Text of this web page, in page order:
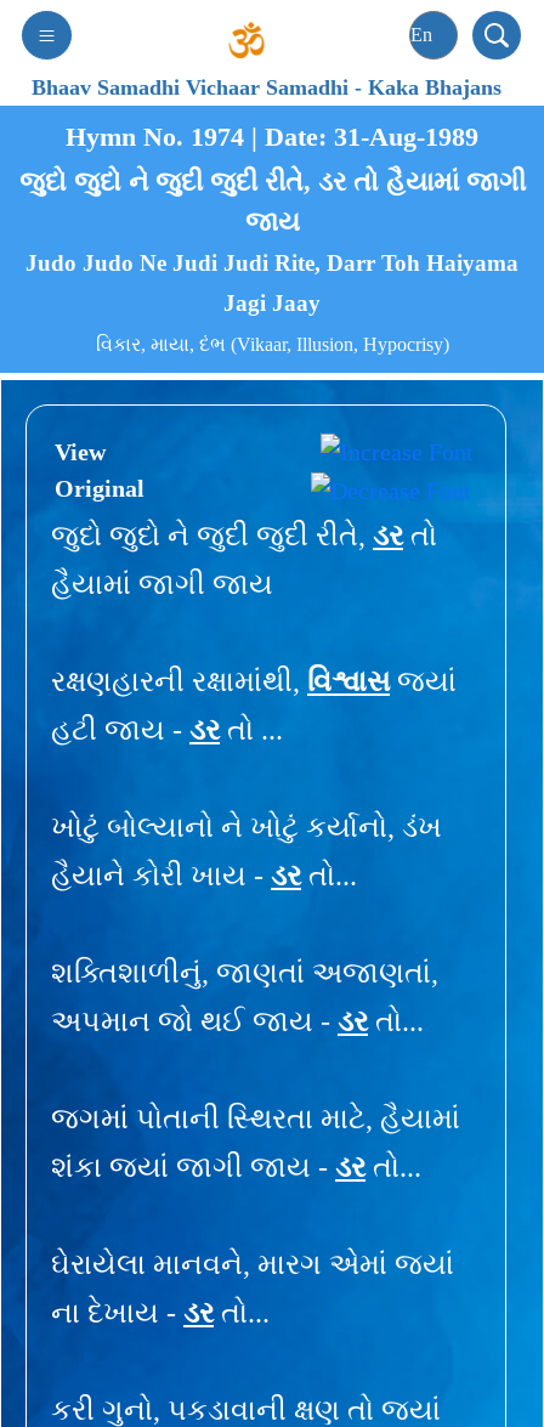
Bhaav Samadhi Vichaar Samadhi-Kaka Bhajans
Hymn No. 1974 | Date: 31-Aug-1989
જુદો જુદો ને જુદી જુદી રીતે, ડર તો હૈયામાં જાગી
જાય
Judo Judo Ne Judi Judi Rite, Darr Toh Haiyama
Jagi Jaay
વિકાર, માયા, દંભ (Vikaar, Illusion, Hypocrisy)
View
Original
જુદો જુદો ને જુદી જુદી રીતે, ડરતો
હૈયામાં જાગી જાય
રક્ષણહારની રક્ષામાંથી, વિશ્વાસજ્યાં
હટી જાય - ડરતો ...
ખોટું બોલ્યાનો ને ખોટું કર્યાનો, ડંખ
હૈયાને કોરી ખાય - ડરતો...
શક્તિશાળીનું, જાણતાં અજાણતાં,
અપમાન જો થઈ જાય - ડરતો...
જગમાં પોતાની સ્થિરતા માટે, હૈયામાં
શંકા જ્યાં જાગી જાય - ડરતો...
ઘેરાયેલા માનવને, મારગ એમાં જ્યાં
ના દેખાય - ડરતો...
કરી ગુનો, પકડાવાની ક્ષણ તો જ્યાં